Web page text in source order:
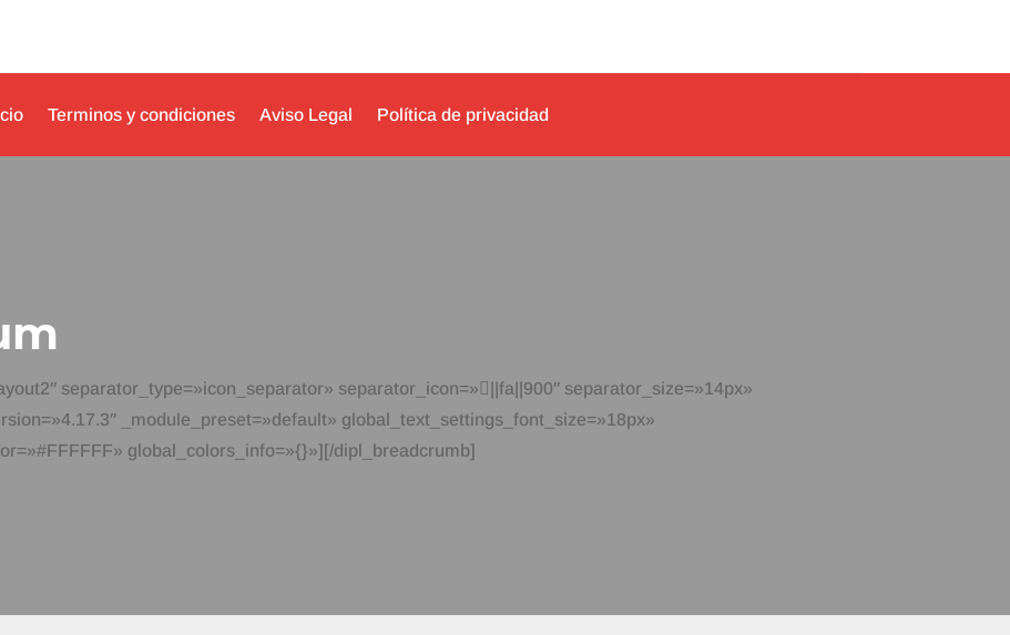
Terminos y condiciones Aviso Legal Política de privacidad
separator_type=»icon_separator» separator_icon=»||fa||900″ separator_size=»14px»
_module_preset=»default» global_text_settings_font_size=»18px»
global_colors_info=»{}»][/dipl_breadcrumb]